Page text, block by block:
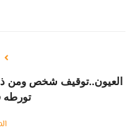
العيون..توقيف شخص ومن